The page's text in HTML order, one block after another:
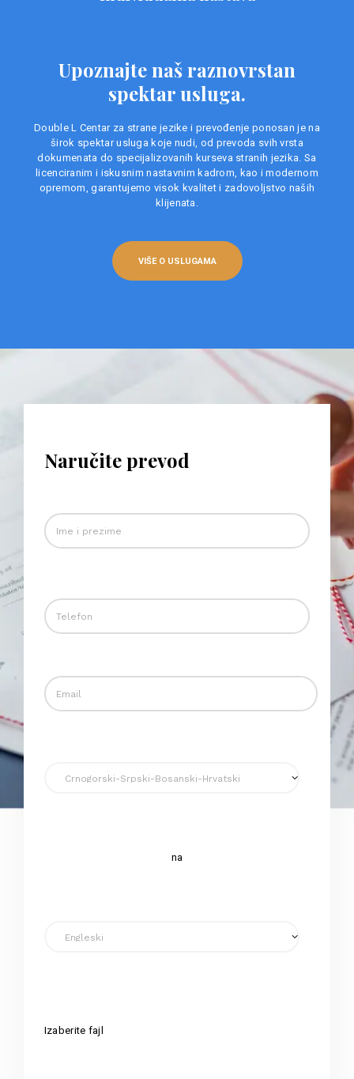
Upoznajte naš raznovrstan
spektar usluga.
Double L Centar za strane jezike i prevođenje ponosan je na
širok spektar usluga koje nudi, od prevoda svih vrsta
dokumenata do specijalizovanih kurseva stranih jezika. Sa
licenciranim i iskusnim nastavnim kadrom, kao i modernom
opremom, garantujemo visok kvalitet i zadovoljstvo naših
klijenata.
VIŠE O USLUGAMA
Naručite prevod
na
Izaberite fajl